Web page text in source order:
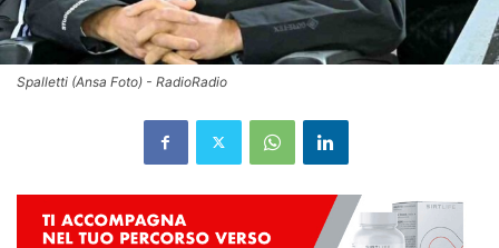
Spalletti (Ansa Foto) - RadioRadio